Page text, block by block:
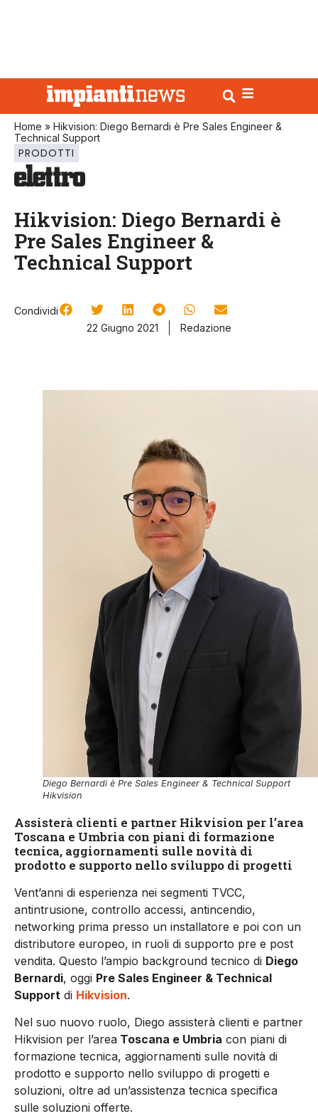
Home » Hikvision: Diego Bernardi è Pre Sales Engineer &
Technical Support
PRODOTTI
Hikvision: Diego Bernardi è
Pre Sales Engineer &
Technical Support
Condividi
22 Giugno 2021
Redazione
Diego Bernardi è Pre Sales Engineer & Technical Support
Hikvision
Assisterà clienti e partner Hikvision per l’area
Toscana e Umbria con piani di formazione
tecnica, aggiornamenti sulle novità di
prodotto e supporto nello sviluppo di progetti
Vent’anni di esperienza nei segmenti TVCC,
antintrusione, controllo accessi, antincendio,
networking prima presso un installatore e poi con un
distributore europeo, in ruoli di supporto pre e post
vendita. Questo l’ampio background tecnico di Diego
Bernardi, oggi Pre Sales Engineer & Technical
Support di Hikvision.
Nel suo nuovo ruolo, Diego assisterà clienti e partner
Hikvision per l’area Toscana e Umbria con piani di
formazione tecnica, aggiornamenti sulle novità di
prodotto e supporto nello sviluppo di progetti e
soluzioni, oltre ad un’assistenza tecnica specifica
sulle soluzioni offerte.